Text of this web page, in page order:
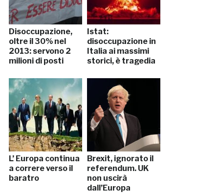
Disoccupazione,
oltre il 30% nel
2013: servono 2
milioni di posti
Istat:
disoccupazione in
Italia ai massimi
storici, è tragedia
L’ Europa continua
a correre verso il
baratro
Brexit, ignorato il
referendum. UK
non uscirà
dall’Europa